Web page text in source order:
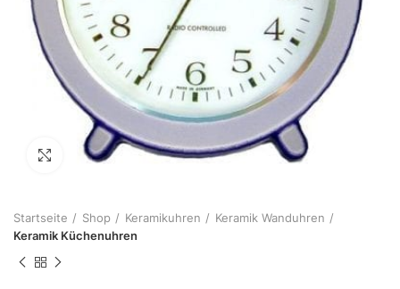
Zum Vergrößern klicken
Startseite Shop Keramikuhren
Keramik Wanduhren
Keramik Küchenuhren